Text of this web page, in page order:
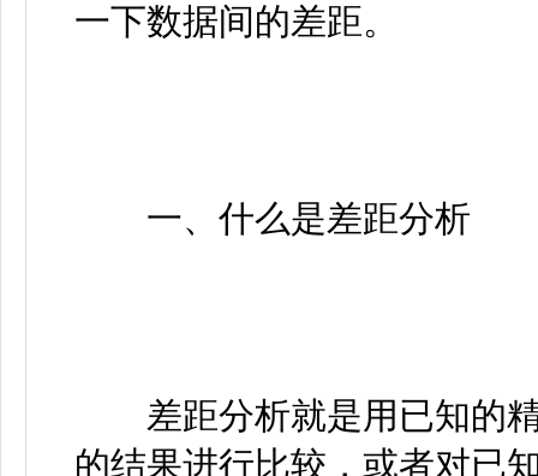
一下数据间的差距。
一、什么是差距分析
差距分析就是用已知的精
的结果进行比较，或者对已